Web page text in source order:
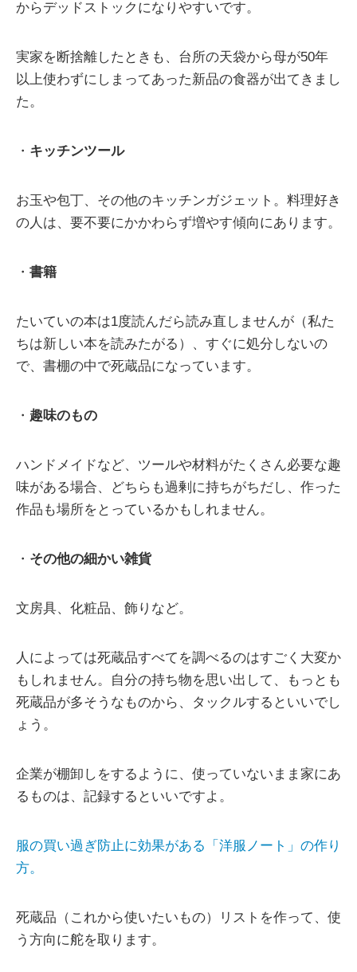
からデッドストックになりやすいです。
実家を断捨離したときも、台所の天袋から母が50年
以上使わずにしまってあった新品の食器が出てきまし
た。
・ キッチンツール
お玉や包丁、その他のキッチンガジェット。料理好き
の人は、要不要にかかわらず増やす傾向にあります。
・ 書籍
たいていの本は1度読んだら読み直しませんが（私た
ちは新しい本を読みたがる）、すぐに処分しないの
で、書棚の中で死蔵品になっています。
・ 趣味のもの
ハンドメイドなど、ツールや材料がたくさん必要な趣
味がある場合、どちらも過剰に持ちがちだし、作った
作品も場所をとっているかもしれません。
・ その他の細かい雑貨
文房具、化粧品、飾りなど。
人によっては死蔵品すべてを調べるのはすごく大変か
もしれません。自分の持ち物を思い出して、もっとも
死蔵品が多そうなものから、タックルするといいでし
ょう。
企業が棚卸しをするように、使っていないまま家にあ
るものは、記録するといいですよ。
服の買い過ぎ防止に効果がある「洋服ノート」の作り
方。
死蔵品（これから使いたいもの）リストを作って、使
う方向に舵を取ります。